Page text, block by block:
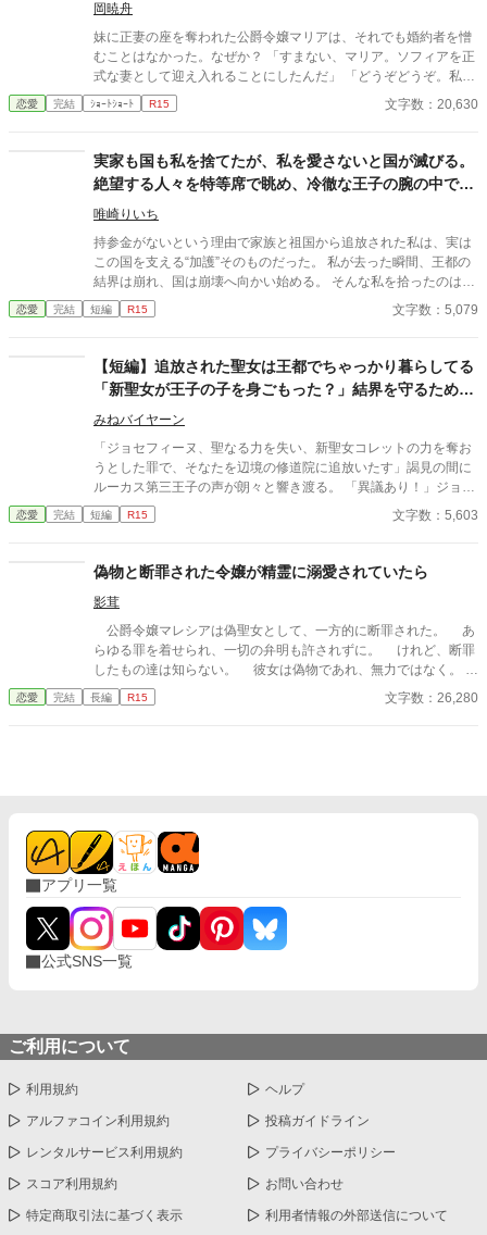
に。 そんな日々の中での唯一の救いとなったのは、友人となって
くれた冷静で聡明な公爵令嬢、ノエリスの存在だった。 学期末、
ロザリンドはついにルパートの怒りを買い、婚約破棄を言い渡さ
れる。 けれど、深く傷つきながら長期休暇を迎えたロザリンドの
クライヴからの婚約の申し出だった。 暗黒の一学期が嘘のよう
なので長編に変更します。 ※この作品は小説家になろう、カクヨ
ムにも投稿しています。
岡暁舟
妹に正妻の座を奪われた公爵令嬢マリアは、それでも婚約者を憎
むことはなかった。なぜか？ 「すまない、マリア。ソフィアを正
式な妻として迎え入れることにしたんだ」 「どうぞどうぞ。私は
何も気にしませんから……」 マリアは妹のソフィアを祝福した。
だが当然、不気味な未来の陰が少しずつ歩み寄っていた。
恋愛 完結 ｼｮｰﾄｼｮｰﾄ R15 文字数：20,630
実家も国も私を捨てたが、私を愛さないと国が滅びる。
絶望する人々を特等席で眺め、冷徹な王子の腕の中で思
考停止する。
唯崎りいち
持参金がないという理由で家族と祖国から追放された私は、実は
この国を支える“加護”そのものだった。 私が去った瞬間、王都の
結界は崩れ、国は崩壊へ向かい始める。 そんな私を拾ったのは、
冷徹と噂される隣国の王子。 「やっと見つけた。お前は俺のもの
だ」 捨てられたはずの私は、気づけば滅びゆく祖国を背に、彼の
恋愛 完結 短編 R15 文字数：5,079
【短編】追放された聖女は王都でちゃっかり暮らしてる
「新聖女が王子の子を身ごもった？」結界を守るために
元聖女たちが立ち上がる
みねバイヤーン
「ジョセフィーヌ、聖なる力を失い、新聖女コレットの力を奪お
うとした罪で、そなたを辺境の修道院に追放いたす」謁見の間に
ルーカス第三王子の声が朗々と響き渡る。 「異議あり！」ジョセ
フィーヌは間髪を入れず意義を唱え、証言を述べる。 「証言一、
とある元聖女マデリーン。殿下は十代の聖女しか興味がない。証
に出るとこ出てるのが好き。証言三、とある元聖女オードリー。
敬罪で追放」 追放された元聖女ジョセフィーヌはさっさと王都に
戻って、魚屋で働いてる。そんな中、聖女コレットがルーカス殿
下の子を身ごもったという噂が。王国の結界を守るため、元聖女
たちは立ち上がった。
恋愛 完結 短編 R15 文字数：5,603
偽物と断罪された令嬢が精霊に溺愛されていたら
影茸
公爵令嬢マレシアは偽聖女として、一方的に断罪された。 あ
らゆる罪を着せられ、一切の弁明も許されずに。 けれど、断罪
したもの達は知らない。 彼女は偽物であれ、無力ではなく。
──彼女こそ真の聖女と、多くのものが認めていたことを。 （書
きたいネタが出てきてしまったゆえの、衝動的短編です） （少し
恋愛 完結 長編 R15 文字数：26,280
アプリ一覧
公式SNS一覧
ご利用について
利用規約 ヘルプ
アルファコイン利用規約 投稿ガイドライン
レンタルサービス利用規約 プライバシーポリシー
スコア利用規約 お問い合わせ
特定商取引法に基づく表示 利用者情報の外部送信について